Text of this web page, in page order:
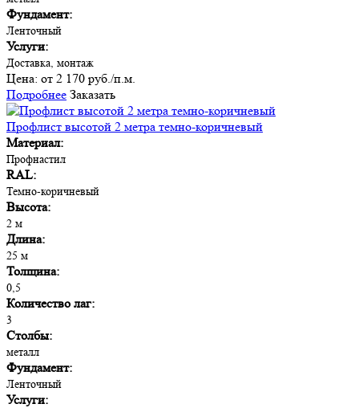
Фундамент:
Ленточный
Услуги:
Доставка, монтаж
Цена: от 2 170 руб./п.м.
Подробнее Заказать
Профлист высотой 2 метра темно-коричневый
Материал:
Профнастил
RAL:
Темно-коричневый
Высота:
2 м
Длина:
25 м
Толщина:
0,5
Количество лаг:
3
Столбы:
металл
Фундамент:
Ленточный
Услуги: